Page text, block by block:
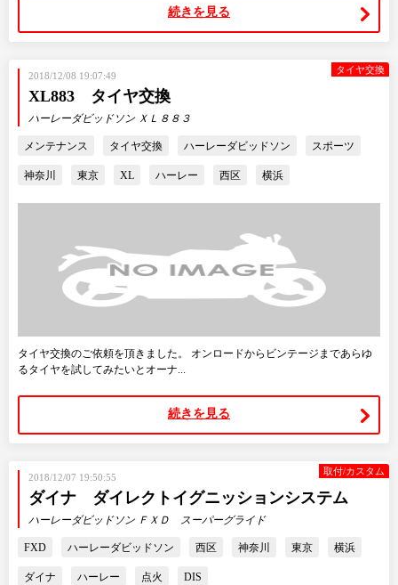
続きを見る
タイヤ交換
2018/12/08 19:07:49
XL883 タイヤ交換
ハーレーダビッドソン ＸＬ８８３
メンテナンス タイヤ交換 ハーレーダビッドソン スポーツ
神奈川 東京 XL ハーレー 西区 横浜
タイヤ交換のご依頼を頂きました。 オンロードからビンテージまであらゆ
るタイヤを試してみたいとオーナ...
続きを見る
取付/カスタム
2018/12/07 19:50:55
ダイナ ダイレクトイグニッションシステム
ハーレーダビッドソン ＦＸＤ スーパーグライド
FXD ハーレーダビッドソン 西区 神奈川 東京 横浜
ダイナ ハーレー 点火 DIS